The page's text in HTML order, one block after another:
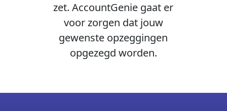
zet. AccountGenie gaat er
voor zorgen dat jouw
gewenste opzeggingen
opgezegd worden.